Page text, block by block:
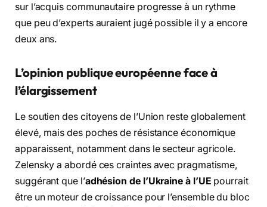
sur l’acquis communautaire progresse à un rythme
que peu d’experts auraient jugé possible il y a encore
deux ans.
L’opinion publique européenne face à
l’élargissement
Le soutien des citoyens de l’Union reste globalement
élevé, mais des poches de résistance économique
apparaissent, notamment dans le secteur agricole.
Zelensky a abordé ces craintes avec pragmatisme,
suggérant que l’adhésion de l’Ukraine à l’UE pourrait
être un moteur de croissance pour l’ensemble du bloc